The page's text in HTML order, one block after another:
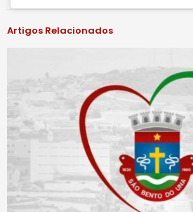
Artigos Relacionados